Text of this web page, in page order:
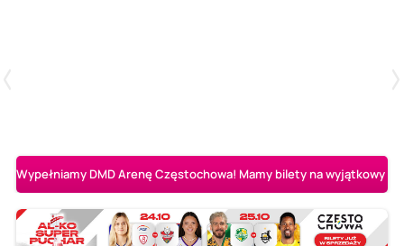
Wypełniamy DMD Arenę Częstochowa! Mamy bilety na wyjątkowy